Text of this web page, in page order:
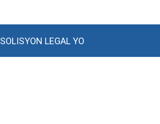
SOLISYON LEGAL YO